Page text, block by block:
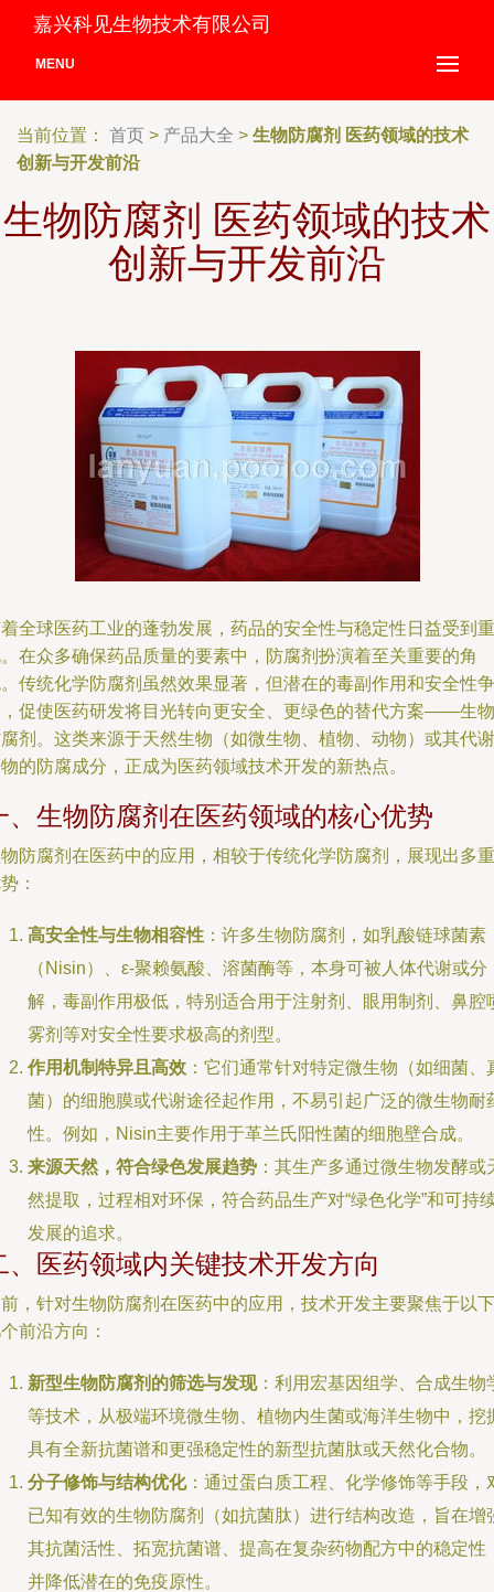
嘉兴科见生物技术有限公司
MENU
当前位置： 首页 > 产品大全 > 生物防腐剂 医药领域的技术
创新与开发前沿
生物防腐剂 医药领域的技术
创新与开发前沿
全球医药工业的蓬勃发展，药品的安全性与稳定性日益受到重
在众多确保药品质量的要素中，防腐剂扮演着至关重要的角
传统化学防腐剂虽然效果显著，但潜在的毒副作用和安全性争
促使医药研发将目光转向更安全、更绿色的替代方案——生物
剂。这类来源于天然生物（如微生物、植物、动物）或其代谢
的防腐成分，正成为医药领域技术开发的新热点。
、生物防腐剂在医药领域的核心优势
防腐剂在医药中的应用，相较于传统化学防腐剂，展现出多重
：
高安全性与生物相容性 ：许多生物防腐剂，如乳酸链球菌素
（Nisin）、ε-聚赖氨酸、溶菌酶等，本身可被人体代谢或分
解，毒副作用极低，特别适合用于注射剂、眼用制剂、鼻腔
雾剂等对安全性要求极高的剂型。
作用机制特异且高效 ：它们通常针对特定微生物（如细菌、
菌）的细胞膜或代谢途径起作用，不易引起广泛的微生物耐
性。例如，Nisin主要作用于革兰氏阳性菌的细胞壁合成。
来源天然，符合绿色发展趋势 ：其生产多通过微生物发酵或
然提取，过程相对环保，符合药品生产对“绿色化学”和可持
发展的追求。
、医药领域内关键技术开发方向
，针对生物防腐剂在医药中的应用，技术开发主要聚焦于以下
前沿方向：
新型生物防腐剂的筛选与发现：利用宏基因组学、合成生物
等技术，从极端环境微生物、植物内生菌或海洋生物中，挖
具有全新抗菌谱和更强稳定性的新型抗菌肽或天然化合物。
分子修饰与结构优化：通过蛋白质工程、化学修饰等手段，
已知有效的生物防腐剂（如抗菌肽）进行结构改造，旨在增
其抗菌活性、拓宽抗菌谱、提高在复杂药物配方中的稳定性
并降低潜在的免疫原性。